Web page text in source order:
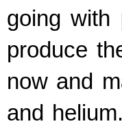
going with
produce
now and
and